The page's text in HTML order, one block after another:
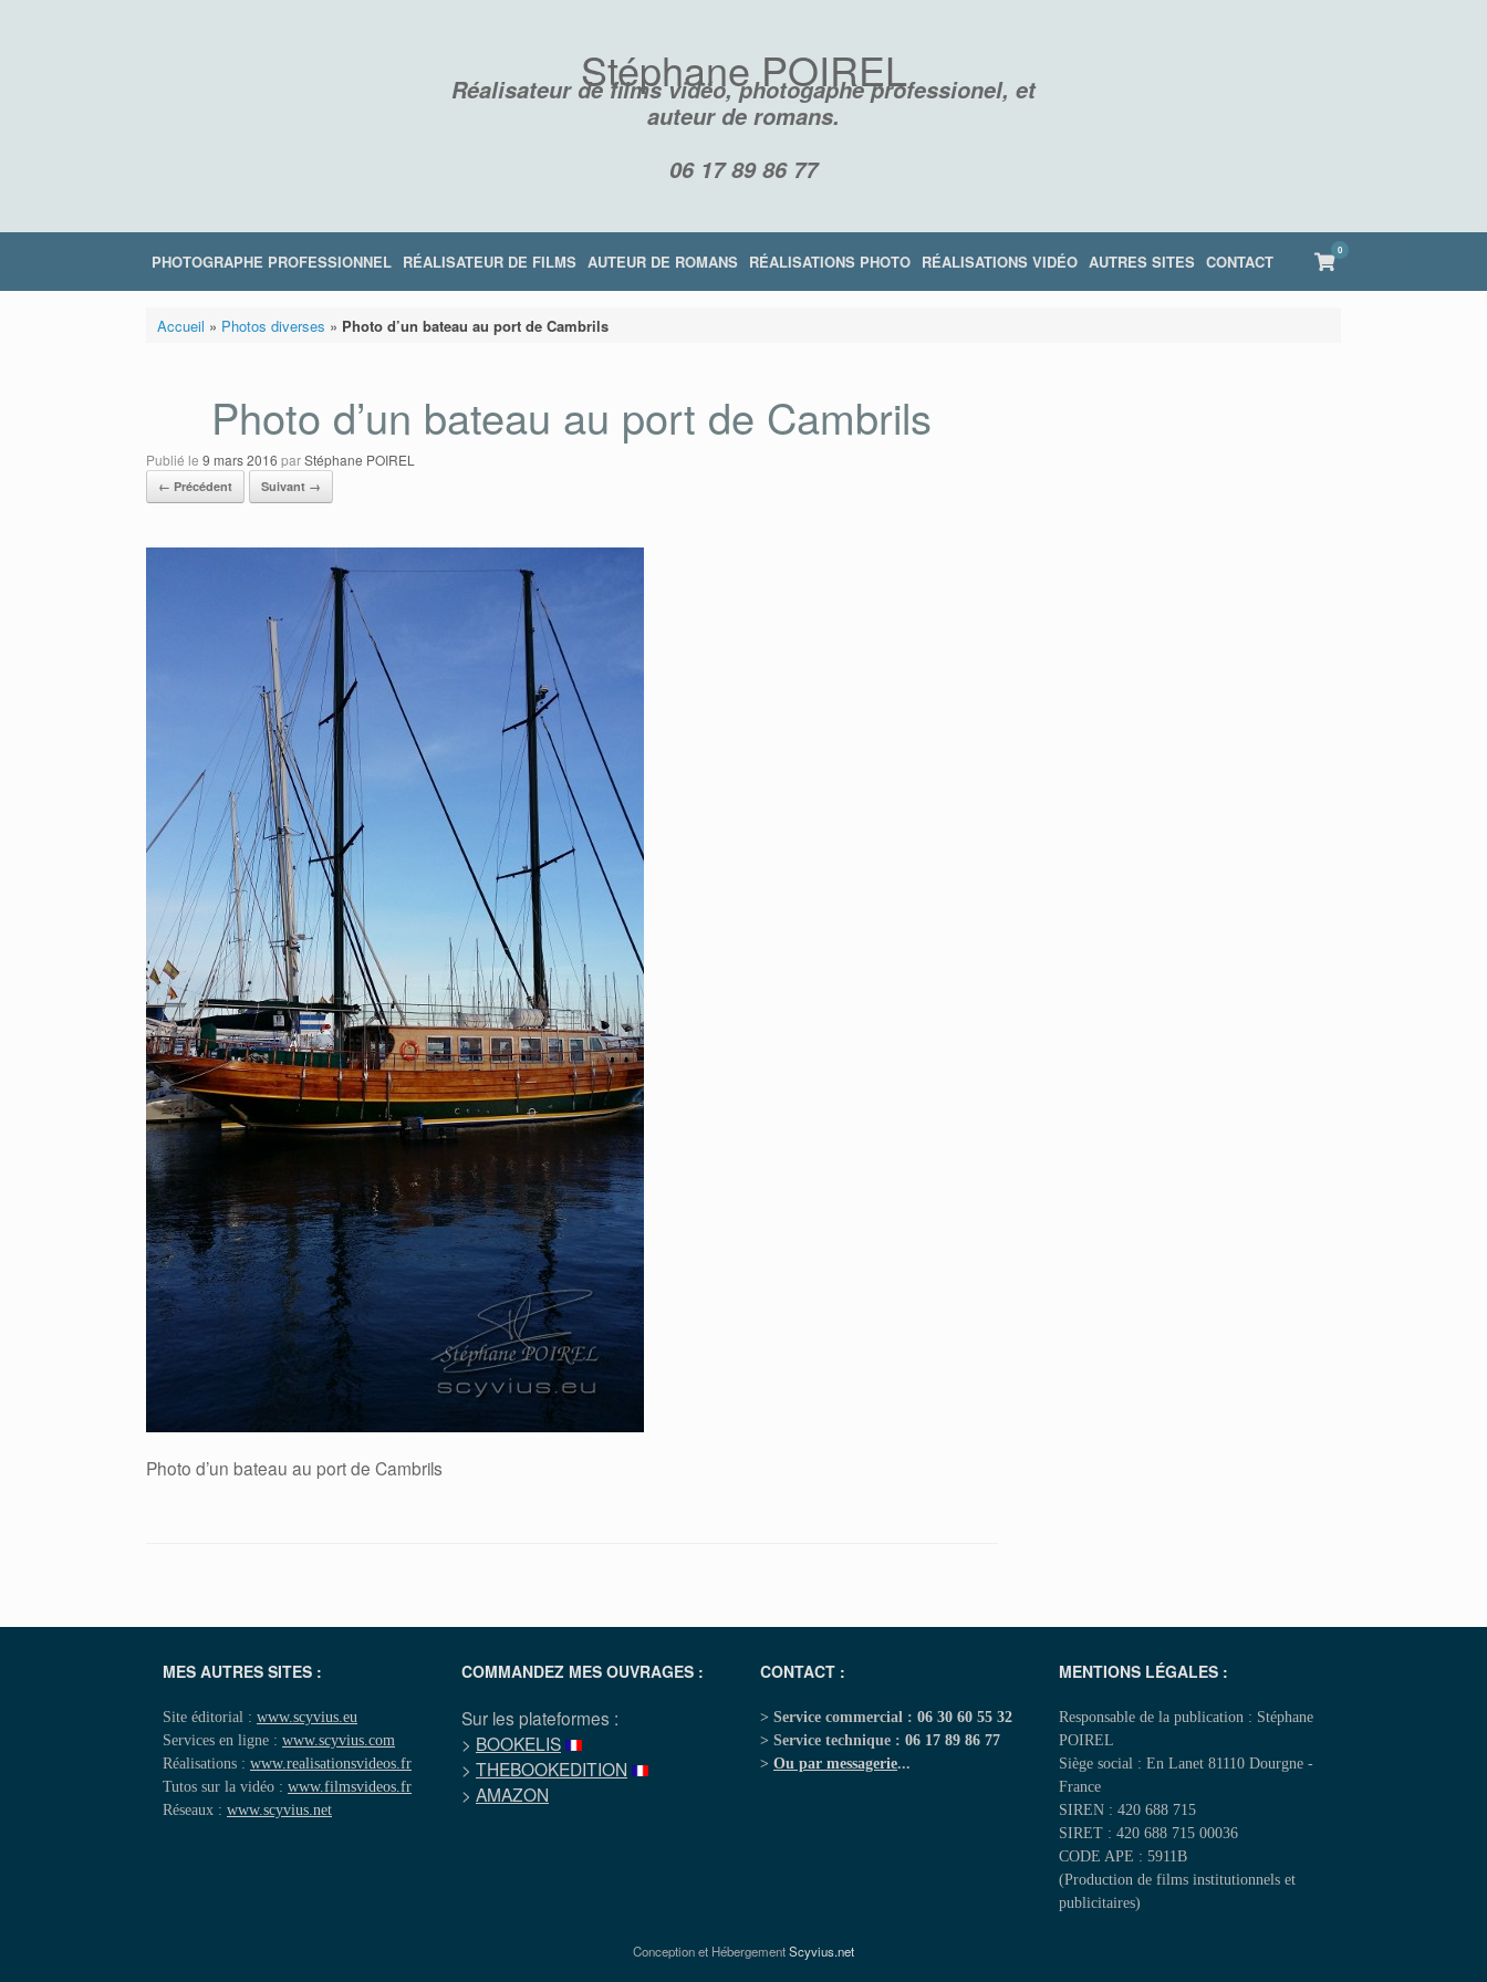
Stéphane POIREL
Réalisateur de films vidéo, photogaphe professionel, et
auteur de romans.
06 17 89 86 77
PHOTOGRAPHE PROFESSIONNEL RÉALISATEUR DE FILMS AUTEUR DE ROMANS RÉALISATIONS PHOTO RÉALISATIONS VIDÉO AUTRES SITES CONTACT View
shopping
cart
0
Accueil » Photos diverses » Photo d’un bateau au port de Cambrils
Photo d’un bateau au port de Cambrils
Publié le 9 mars 2016 parStéphane POIREL
← Précédent Suivant →
Photo d’un bateau au port de Cambrils
MES AUTRES SITES :
Site éditorial : www.scyvius.eu
Services en ligne : www.scyvius.com
Réalisations : www.realisationsvideos.fr
Tutos sur la vidéo : www.filmsvideos.fr
Réseaux : www.scyvius.net
COMMANDEZ MES OUVRAGES :
Sur les plateformes :
> BOOKELIS
> THEBOOKEDITION
> AMAZON
CONTACT :
> Service commercial : 06 30 60 55 32
> Service technique : 06 17 89 86 77
> Ou par messagerie...
MENTIONS LÉGALES :
Responsable de la publication : Stéphane
POIREL
Siège social : En Lanet 81110 Dourgne -
France
SIREN : 420 688 715
SIRET : 420 688 715 00036
CODE APE : 5911B
(Production de films institutionnels et
publicitaires)
Conception et HébergementScyvius.net